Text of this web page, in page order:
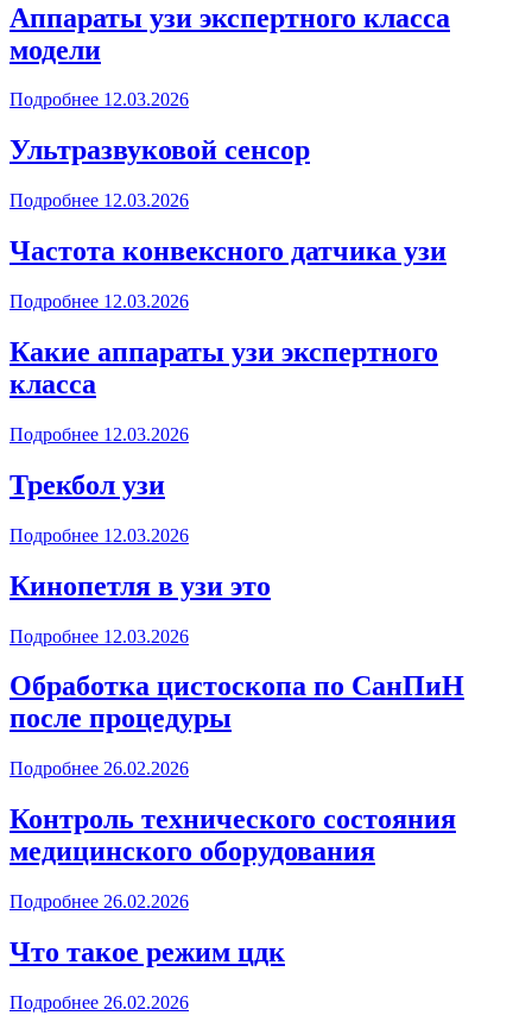
Аппараты узи экспертного класса
модели
Подробнее 12.03.2026
Ультразвуковой сенсор
Подробнее 12.03.2026
Частота конвексного датчика узи
Подробнее 12.03.2026
Какие аппараты узи экспертного
класса
Подробнее 12.03.2026
Трекбол узи
Подробнее 12.03.2026
Кинопетля в узи это
Подробнее 12.03.2026
Обработка цистоскопа по СанПиН
после процедуры
Подробнее 26.02.2026
Контроль технического состояния
медицинского оборудования
Подробнее 26.02.2026
Что такое режим цдк
Подробнее 26.02.2026